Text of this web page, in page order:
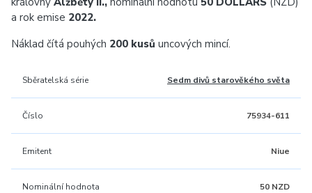
a rok emise 2022.
Náklad čítá pouhých 200 kusů uncových mincí.
Sběratelská série Sedm divů starověkého světa
Číslo 75934-611
Emitent Niue
Nominální hodnota 50 NZD